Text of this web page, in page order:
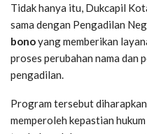
Tidak hanya itu, Dukcapil
sama dengan Pengadilan
bonoyang memberikan
proses perubahan nama dan
pengadilan.
Program tersebut
memperoleh kepastian